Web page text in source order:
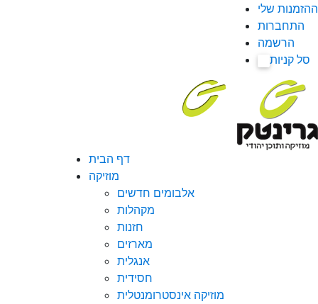
ההזמנות שלי
התחברות
הרשמה
סל קניות
דף הבית
מוזיקה
אלבומים חדשים
מקהלות
חזנות
מארזים
אנגלית
חסידית
מוזיקה אינסטרומנטלית